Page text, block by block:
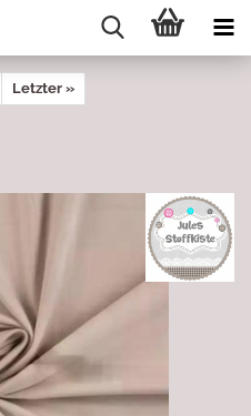
Letzter »